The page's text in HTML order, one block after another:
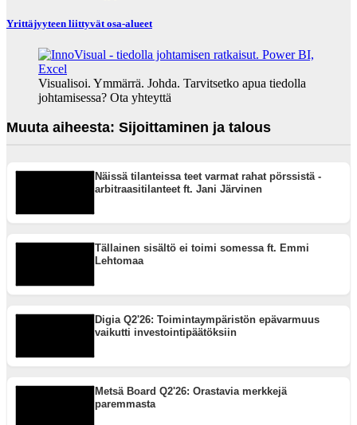
Yrittäjyyteen liittyvät osa-alueet
Visualisoi. Ymmärrä. Johda. Tarvitsetko apua tiedolla
johtamisessa? Ota yhteyttä
Muuta aiheesta: Sijoittaminen ja talous
Näissä tilanteissa teet varmat rahat pörssistä -
arbitraasitilanteet ft. Jani Järvinen
Tällainen sisältö ei toimi somessa ft. Emmi
Lehtomaa
Digia Q2'26: Toimintaympäristön epävarmuus
vaikutti investointipäätöksiin
Metsä Board Q2'26: Orastavia merkkejä
paremmasta